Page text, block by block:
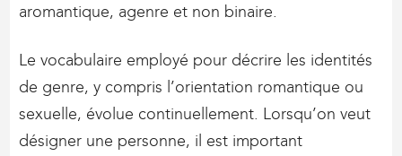
aromantique, agenre et non binaire.
Le vocabulaire employé pour décrire les identités
de genre, y compris l’orientation romantique ou
sexuelle, évolue continuellement. Lorsqu’on veut
désigner une personne, il est important